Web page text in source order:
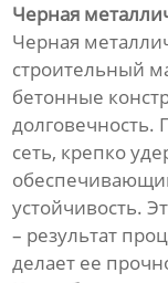
Черная
Черная
строительный
бетонные
долговечность.
сеть, крепко
устойчивость.
– результат
делает ее